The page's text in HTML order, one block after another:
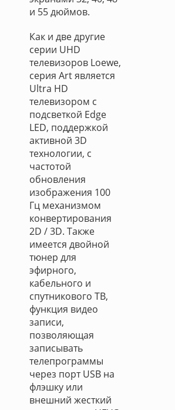
и 55 дюймов.
Как и две другие
серии UHD
телевизоров Loewe,
серия Art является
Ultra HD
телевизором с
подсветкой Edge
LED, поддержкой
активной 3D
технологии, с
частотой
обновления
изображения 100
Гц механизмом
конвертирования
2D / 3D. Также
имеется двойной
тюнер для
эфирного,
кабельного и
спутникового ТВ,
функция видео
записи,
позволяющая
записывать
телепрограммы
через порт USB на
флэшку или
внешний жесткий